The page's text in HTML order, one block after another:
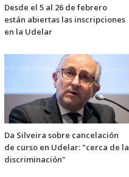
Desde el 5 al 26 de febrero
están abiertas las inscripciones
en la Udelar
Da Silveira sobre cancelación
de curso en Udelar: "cerca de la
discriminación"